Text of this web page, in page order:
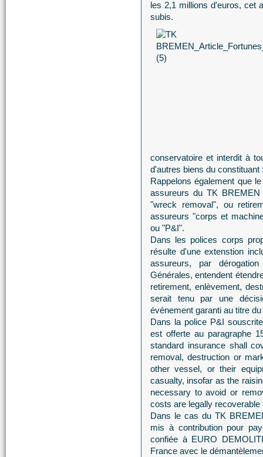
les 2,1 millions d'euros, cet
subis.
conservatoire et interdit à
d'autres biens du constituant
Rappelons également que
assureurs du TK
"wreck removal", ou
assureurs "corps et
ou "P&I".
Dans les polices corps
résulte d'une extenstion
assureurs, par
Générales, entendent
retirement, enlèvement,
serait tenu par une
événement garanti au titre
Dans la police P&I
est offerte au paragraphe
standard insurance shall
removal, destruction or
other vessel, or their
casualty, insofar as the
necessary to avoid or
costs are legally
Dans le cas du TK
mis à contribution pour
confiée à EURO
France avec le